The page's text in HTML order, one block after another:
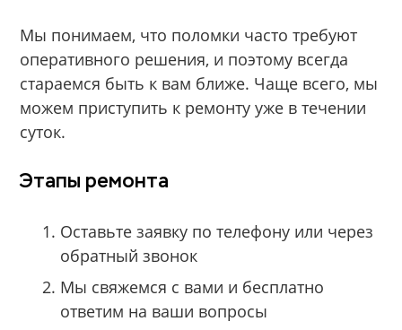
Мы понимаем, что поломки часто требуют
оперативного решения, и поэтому всегда
стараемся быть к вам ближе. Чаще всего, мы
можем приступить к ремонту уже в течении
суток.
Этапы ремонта
Оставьте заявку по телефону или через
обратный звонок
Мы свяжемся с вами и бесплатно
ответим на ваши вопросы